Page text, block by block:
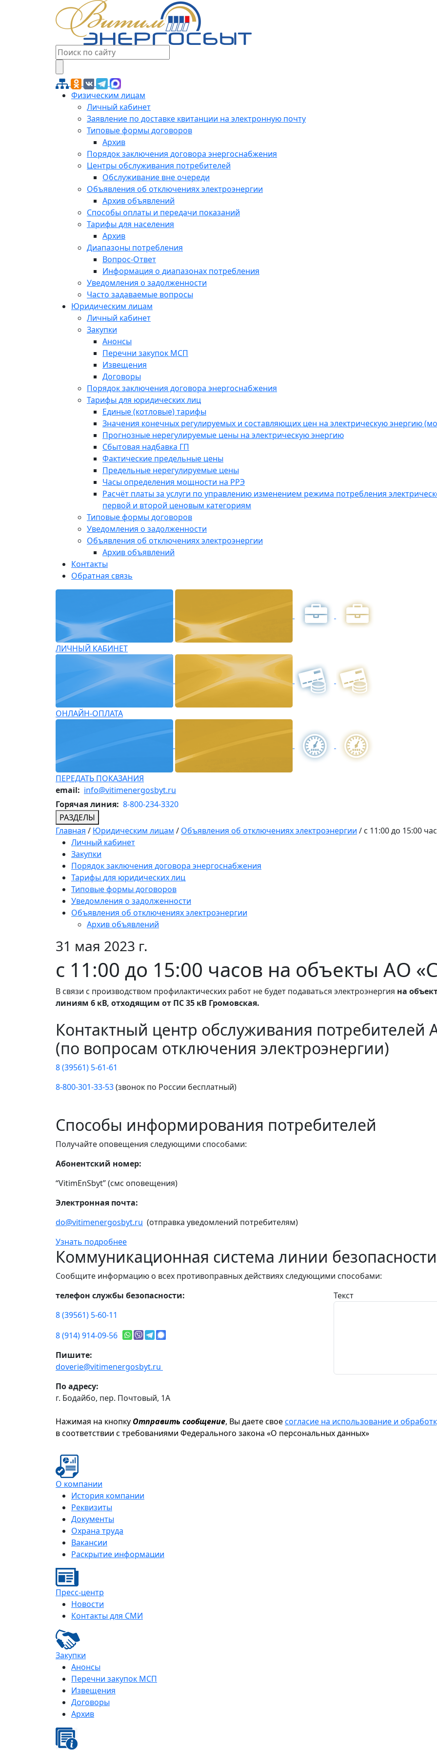
Физическим лицам
Личный кабинет
Заявление по доставке квитанции на электронную почту
Типовые формы договоров
Архив
Порядок заключения договора энергоснабжения
Центры обслуживания потребителей
Обслуживание вне очереди
Объявления об отключениях электроэнергии
Архив объявлений
Способы оплаты и передачи показаний
Тарифы для населения
Архив
Диапазоны потребления
Вопрос-Ответ
Информация о диапазонах потребления
Уведомления о задолженности
Часто задаваемые вопросы
Юридическим лицам
Личный кабинет
Закупки
Анонсы
Перечни закупок МСП
Извещения
Договоры
Порядок заключения договора энергоснабжения
Тарифы для юридических лиц
Единые (котловые) тарифы
Значения конечных регулируемых и составляющих цен на электрическую энергию
Прогнозные нерегулируемые цены на электрическую энергию
Сбытовая надбавка ГП
Фактические предельные цены
Предельные нерегулируемые цены
Часы определения мощности на РРЭ
Расчёт платы за услуги по управлению изменением режима потребления
первой и второй ценовым категориям
Типовые формы договоров
Уведомления о задолженности
Объявления об отключениях электроэнергии
Архив объявлений
Контакты
Обратная связь
ЛИЧНЫЙ КАБИНЕТ
ОНЛАЙН-ОПЛАТА
ПЕРЕДАТЬ ПОКАЗАНИЯ
email: info@vitimenergosbyt.ru
Горячая линия: 8-800-234-3320
РАЗДЕЛЫ
Главная / Юридическим лицам / Объявления об отключениях электроэнергии / с 11:00 до 15:00
Личный кабинет
Закупки
Порядок заключения договора энергоснабжения
Тарифы для юридических лиц
Типовые формы договоров
Уведомления о задолженности
Объявления об отключениях электроэнергии
Архив объявлений
31 мая 2023 г.
с 11:00 до 15:00 часов на объекты АО
В связи с производством профилактических работ не будет подаваться электроэнергия на
линиям 6 кВ, отходящим от ПС 35 кВ Громовская.
Контактный центр обслуживания потребителей
(по вопросам отключения электроэнергии)
8 (39561) 5-61-61
8-800-301-33-53(звонок по России бесплатный)
Способы информирования потребителей
Получайте оповещения следующими способами:
Абонентский номер:
“VitimEnSbyt” (смс оповещения)
Электронная почта:
do@vitimenergosbyt.ru (отправка уведомлений потребителям)
Узнать подробнее
Коммуникационная система линии безопасности
Сообщите информацию о всех противоправных действиях следующими способами:
телефон службы безопасности:
8 (39561) 5-60-11
8 (914) 914-09-56
Пишите:
doverie@vitimenergosbyt.ru
По адресу:
г. Бодайбо, пер. Почтовый, 1А
Текст
Нажимая на кнопку Отправить сообщение, Вы даете своесогласие на использование и
в соответствии с требованиями Федерального закона «О персональных данных»
О компании
История компании
Реквизиты
Документы
Охрана труда
Вакансии
Раскрытие информации
Пресс-центр
Новости
Контакты для СМИ
Закупки
Анонсы
Перечни закупок МСП
Извещения
Договоры
Архив